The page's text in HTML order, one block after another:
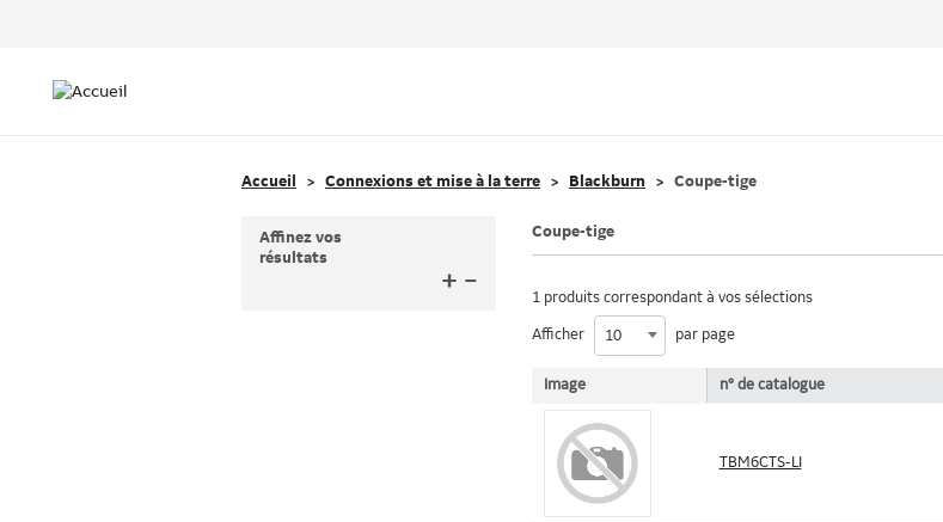
navigation
Accueil Connexions et mise à la terre Blackburn Coupe-tige
Coupe-tige
1 produits correspondant à vos sélections
Afficher 10 par page
Image n° de catalogue
TBM6CTS-LI
Affinez vos
résultats
–
+